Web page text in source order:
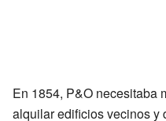
En 1854, P&O necesitaba
alquilar edificios vecinos y